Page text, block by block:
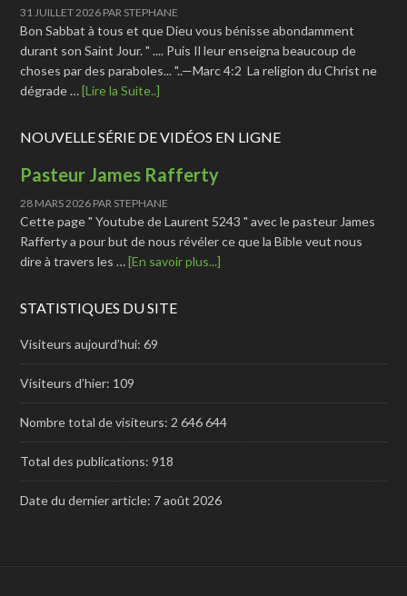
31 JUILLET 2026 PAR STEPHANE
Bon Sabbat à tous et que Dieu vous bénisse abondamment
durant son Saint Jour. " .... Puis Il leur enseigna beaucoup de
choses par des paraboles... "..—Marc 4:2 La religion du Christ ne
dégrade …[Lire la Suite..]
NOUVELLE SÉRIE DE VIDÉOS EN LIGNE
Pasteur James Rafferty
28 MARS 2026 PAR STEPHANE
Cette page " Youtube de Laurent 5243 " avec le pasteur James
Rafferty a pour but de nous révéler ce que la Bible veut nous
dire à travers les …[En savoir plus...]
STATISTIQUES DU SITE
Visiteurs aujourd’hui:69
Visiteurs d’hier: 109
Nombre total de visiteurs: 2 646 644
Total des publications:918
Date du dernier article: 7 août 2026